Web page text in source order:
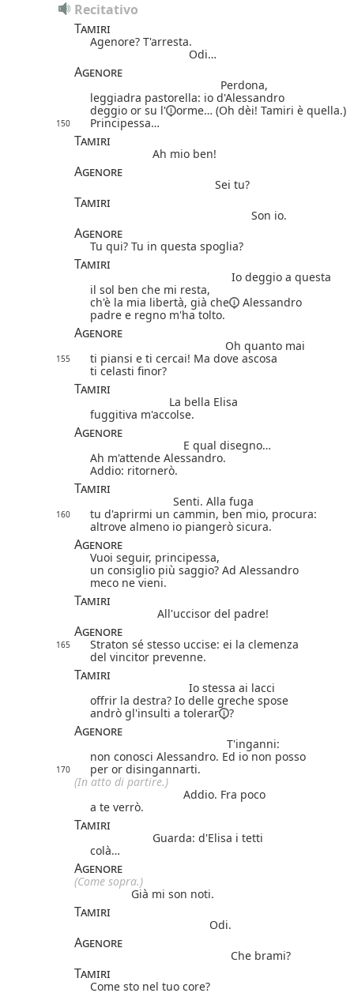
Recitativo
Tamiri
Agenore? T'arresta.
Odi…
Agenore
Perdona,
leggiadra pastorella: io d'Alessandro
deggio or su l' orme… (Oh dèi! Tamiri è quella.)
150 Principessa…
Tamiri
Ah mio ben!
Agenore
Sei tu?
Tamiri
Son io.
Agenore
Tu qui? Tu in questa spoglia?
Tamiri
Io deggio a questa
il sol ben che mi resta,
ch'è la mia libertà, già che
Alessandro
padre e regno m'ha tolto.
Agenore
Oh quanto mai
155
ti piansi e ti cercai! Ma dove ascosa
ti celasti finor?
Tamiri
La bella Elisa
fuggitiva m'accolse.
Agenore
E qual disegno…
Ah m'attende Alessandro.
Addio: ritornerò.
Tamiri
Senti. Alla fuga
160
tu d'aprirmi un cammin, ben mio, procura:
altrove almeno io piangerò sicura.
Agenore
Vuoi seguir, principessa,
un consiglio più saggio? Ad Alessandro
meco ne vieni.
Tamiri
All'uccisor del padre!
Agenore
165
Straton sé stesso uccise: ei la clemenza
del vincitor prevenne.
Tamiri
Io stessa ai lacci
offrir la destra? Io delle greche spose
andrò gl'insulti a tolerar ?
Agenore
T'inganni:
non conosci Alessandro. Ed io non posso
170
per or disingannarti.
(In atto di partire.)
Addio. Fra poco
a te verrò.
Tamiri
Guarda: d'Elisa i tetti
colà…
Agenore
(Come sopra.)
Già mi son noti.
Tamiri
Odi.
Agenore
Che brami?
Tamiri
Come sto nel tuo core?